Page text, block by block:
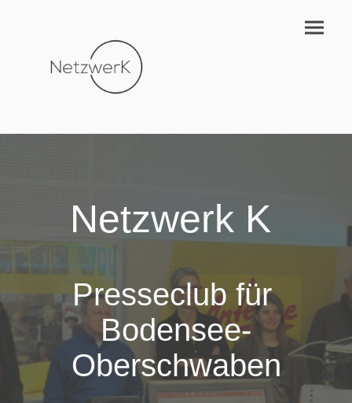
Netzwerk K
Presseclub für
Bodensee-
Oberschwaben